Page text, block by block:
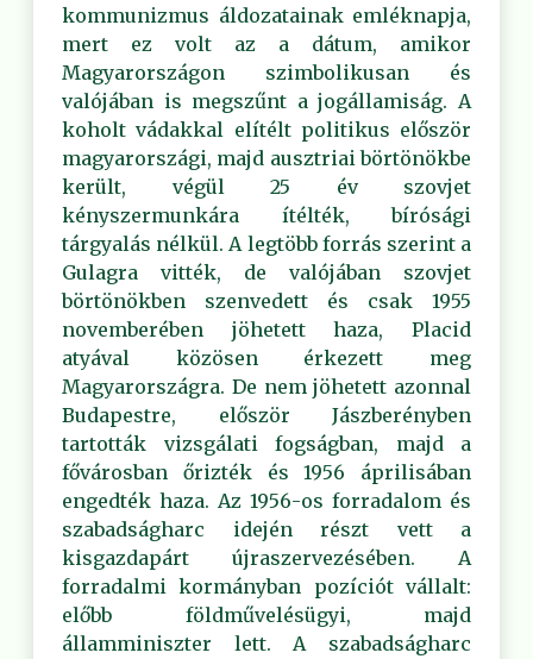
kommunizmus áldozatainak emléknapja,
mert ez volt az a dátum, amikor
Magyarországon szimbolikusan és
valójában is megszűnt a jogállamiság. A
koholt vádakkal elítélt politikus először
magyarországi, majd ausztriai börtönökbe
került, végül 25 év szovjet
kényszermunkára ítélték, bírósági
tárgyalás nélkül. A legtöbb forrás szerint a
Gulagra vitték, de valójában szovjet
börtönökben szenvedett és csak 1955
novemberében jöhetett haza, Placid
atyával közösen érkezett meg
Magyarországra. De nem jöhetett azonnal
Budapestre, először Jászberényben
tartották vizsgálati fogságban, majd a
fővárosban őrizték és 1956 áprilisában
engedték haza. Az 1956-os forradalom és
szabadságharc idején részt vett a
kisgazdapárt újraszervezésében. A
forradalmi kormányban pozíciót vállalt:
előbb földművelésügyi, majd
államminiszter lett. A szabadságharc